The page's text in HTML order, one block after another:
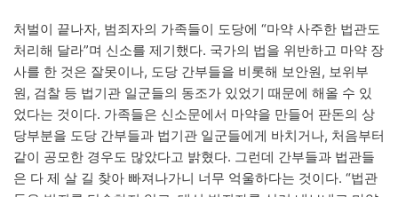
처벌이 끝나자, 범죄자의 가족들이 도당에 “마약 사주한 법관도
처리해 달라”며 신소를 제기했다. 국가의 법을 위반하고 마약 장
사를 한 것은 잘못이나, 도당 간부들을 비롯해 보안원, 보위부
원, 검찰 등 법기관 일군들의 동조가 있었기 때문에 해올 수 있
었다는 것이다. 가족들은 신소문에서 마약을 만들어 판돈의 상
당부분을 도당 간부들과 법기관 일군들에게 바치거나, 처음부터
같이 공모한 경우도 많았다고 밝혔다. 그런데 간부들과 법관들
은 다 제 살 길 찾아 빠져나가니 너무 억울하다는 것이다. “법관